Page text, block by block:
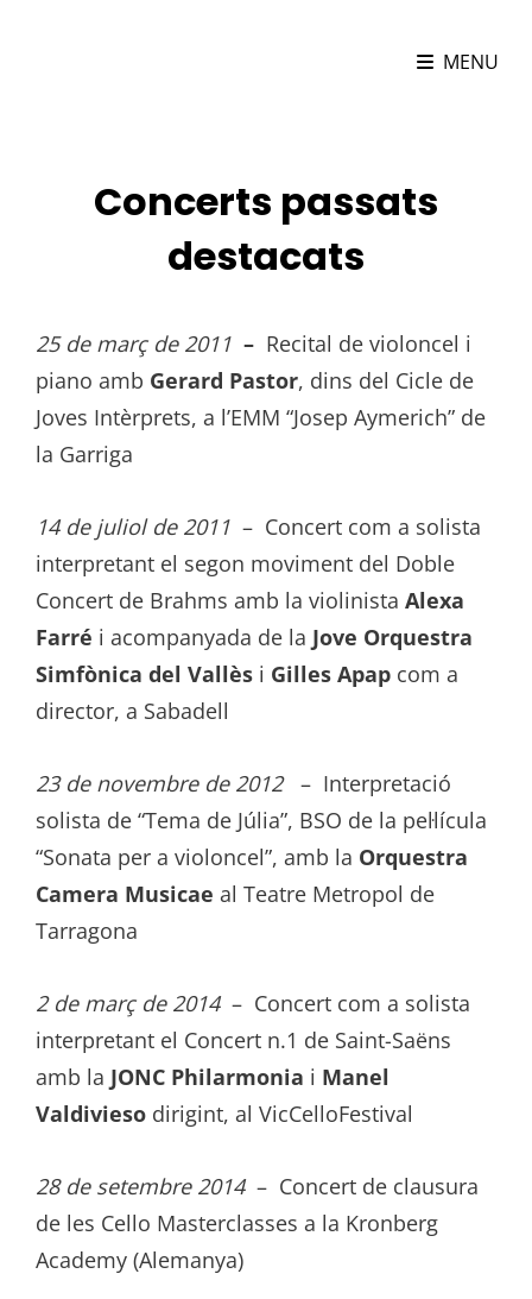
MENU
Concerts passats
destacats
25 de març de 2011 – Recital de violoncel i
piano amb Gerard Pastor, dins del Cicle de
Joves Intèrprets, a l’EMM “Josep Aymerich” de
la Garriga
14 de juliol de 2011 – Concert com a solista
interpretant el segon moviment del Doble
Concert de Brahms amb la violinista Alexa
Farré i acompanyada de la Jove Orquestra
Simfònica del Vallès i Gilles Apap com a
director, a Sabadell
23 de novembre de 2012– Interpretació
solista de “Tema de Júlia”, BSO de la pel·lícula
“Sonata per a violoncel”, amb la Orquestra
Camera Musicae al Teatre Metropol de
Tarragona
2 de març de 2014 – Concert com a solista
interpretant el Concert n.1 de Saint-Saëns
amb la JONC Philarmonia i Manel
Valdivieso dirigint, al VicCelloFestival
28 de setembre 2014 – Concert de clausura
de les Cello Masterclasses a la Kronberg
Academy (Alemanya)